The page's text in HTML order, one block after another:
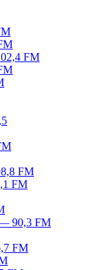
FM
FM
FM
— 90,3 FM
FM